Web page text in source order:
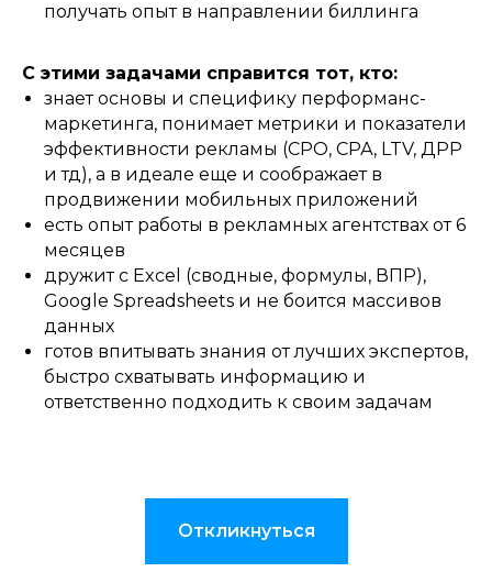
получать опыт в направлении биллинга
С этими задачами справится тот, кто:
знает основы и специфику перформанс-
маркетинга, понимает метрики и показатели
эффективности рекламы (СРО, СРА, LTV, ДРР
и тд), а в идеале еще и соображает в
продвижении мобильных приложений
есть опыт работы в рекламных агентствах от 6
месяцев
дружит с Excel (сводные, формулы, ВПР),
Google Spreadsheets и не боится массивов
данных
готов впитывать знания от лучших экспертов,
быстро схватывать информацию и
ответственно подходить к своим задачам
Откликнуться